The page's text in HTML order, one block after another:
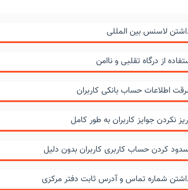
لاسنس بین المللی
از درگاه تقلبی و ناامن
اطلاعات حساب بانکی کاربران
نکردن جوایز کاربران به طور کامل
کردن حساب کاربری کاربران بدون دلیل
شماره تماس و آدرس ثابت دفتر مرکزی